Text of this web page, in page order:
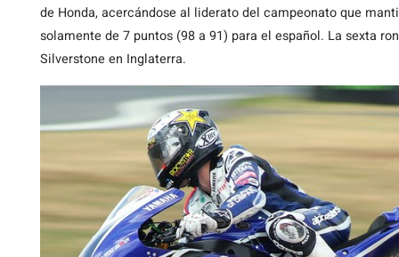
de Honda, acercándose al liderato del campeonato que
solamente de 7 puntos (98 a 91) para el español. La sexta
Silverstone en Inglaterra.